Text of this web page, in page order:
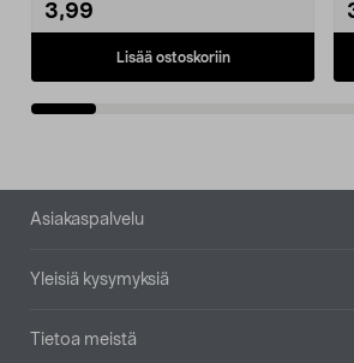
3,99
Lisää ostoskoriin
Alatunniste
Asiakaspalvelu
Yleisiä kysymyksiä
Tietoa meistä